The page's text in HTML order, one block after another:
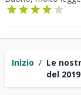
Inizio / Le
del 2019